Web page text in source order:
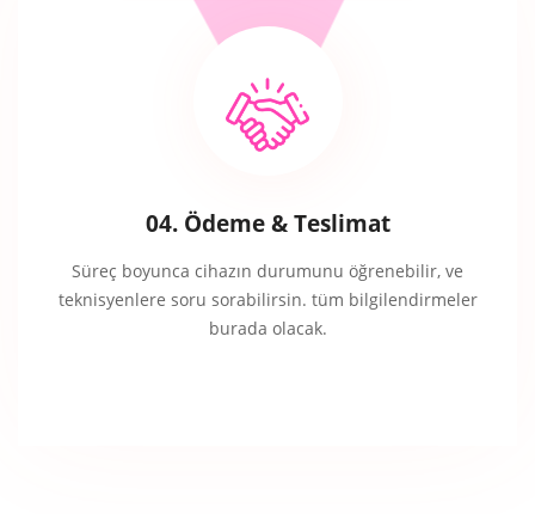
04. Ödeme & Teslimat
Süreç boyunca cihazın durumunu öğrenebilir, ve
teknisyenlere soru sorabilirsin. tüm bilgilendirmeler
burada olacak.